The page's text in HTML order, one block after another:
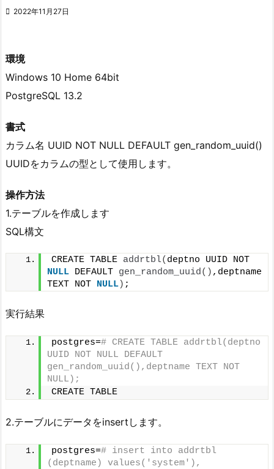
 2022年11月27日
環境
Windows 10 Home 64bit
PostgreSQL 13.2
書式
カラム名 UUID NOT NULL DEFAULT gen_random_uuid()
UUIDをカラムの型として使用します。
操作方法
1.テーブルを作成します
SQL構文
CREATE TABLE addrtbl(
NULL DEFAULT gen_random_uuid() ,deptname
TEXT NOT NULL) ;
実行結果
postgres=# CREATE TABLE addrtbl(deptno
UUID NOT NULL DEFAULT
gen_random_uuid(),deptname TEXT NOT
NULL);
CREATE TABLE
2.テーブルにデータをinsertします。
postgres=# insert into addrtbl
(deptname) values('system'),